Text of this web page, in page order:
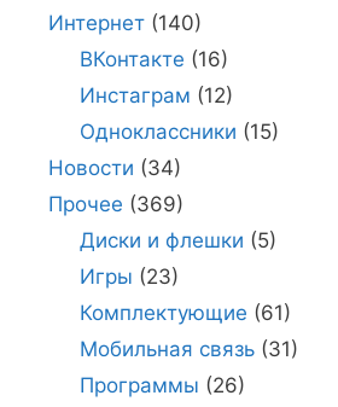
Интернет (140)
ВКонтакте (16)
Инстаграм (12)
Одноклассники (15)
Новости (34)
Прочее (369)
Диски и флешки (5)
Игры (23)
Комплектующие (61)
Мобильная связь(31)
Программы (26)